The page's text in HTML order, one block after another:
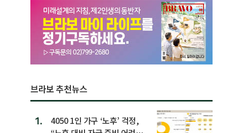
브라보 추천뉴스
1.
4050 1인 가구 ‘노후’ 걱정,